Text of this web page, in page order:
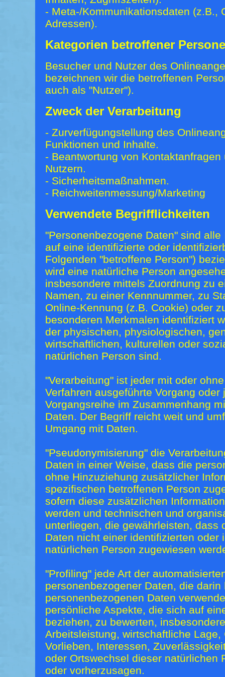
- Meta-/Kommunikationsdaten (z.B.,
Adressen).
Kategorien betroffener
Besucher und Nutzer des
bezeichnen wir die betroffenen
auch als "Nutzer").
Zweck der Verarbeitung
- Zurverfügungstellung des
Funktionen und Inhalte.
- Beantwortung von
Nutzern.
- Sicherheitsmaßnahmen.
- Reichweitenmessung/Marketing
Verwendete Begrifflichkeiten
"Personenbezogene Daten" sind
auf eine identifizierte oder
Folgenden "betroffene Person")
wird eine natürliche Person
insbesondere mittels Zuordnung zu
Namen, zu einer Kennnummer, zu
Online-Kennung (z.B. Cookie) oder
besonderen Merkmalen identifiziert
der physischen, physiologischen,
wirtschaftlichen, kulturellen oder
natürlichen Person sind.
"Verarbeitung" ist jeder mit oder
Verfahren ausgeführte Vorgang oder
Vorgangsreihe im Zusammenhang
Daten. Der Begriff reicht weit und
Umgang mit Daten.
"Pseudonymisierung" die
Daten in einer Weise, dass die
ohne Hinzuziehung zusätzlicher
spezifischen betroffenen Person
sofern diese zusätzlichen
werden und technischen und
unterliegen, die gewährleisten, dass
Daten nicht einer identifizierten oder
natürlichen Person zugewiesen
"Profiling" jede Art der
personenbezogener Daten, die
personenbezogenen Daten
persönliche Aspekte, die sich auf
beziehen, zu bewerten,
Arbeitsleistung, wirtschaftliche
Vorlieben, Interessen,
oder Ortswechsel dieser natürlichen
oder vorherzusagen.